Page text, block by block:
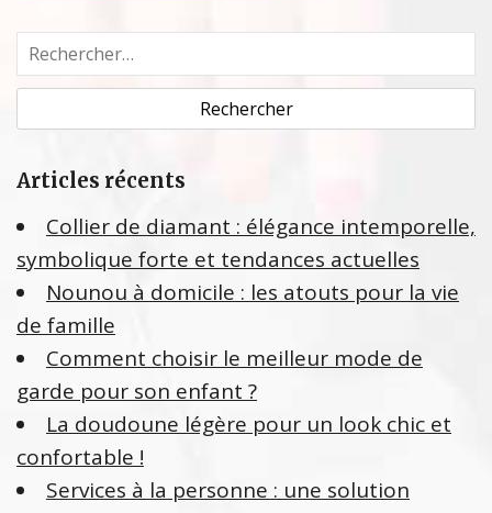
e
c
h
r
h
e
r
Articles récents
Collier de diamant : élégance intemporelle,
symbolique forte et tendances actuelles
Nounou à domicile : les atouts pour la vie
de famille
Comment choisir le meilleur mode de
garde pour son enfant ?
La doudoune légère pour un look chic et
confortable !
Services à la personne : une solution